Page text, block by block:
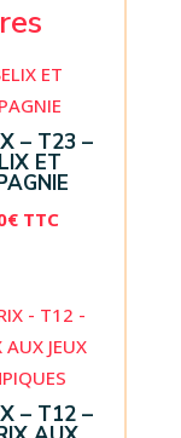
– T23 –
ET
€ TTC
– T12 –